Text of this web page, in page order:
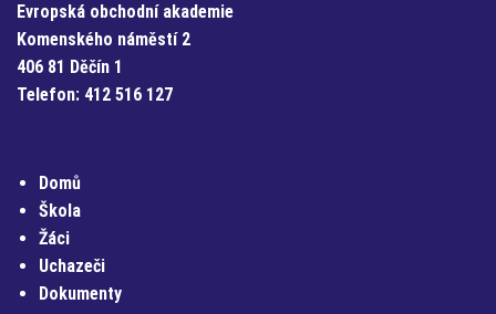
Evropská obchodní akademie
Komenského náměstí 2
406 81 Děčín 1
Telefon: 412 516 127
Domů
Škola
Žáci
Uchazeči
Dokumenty